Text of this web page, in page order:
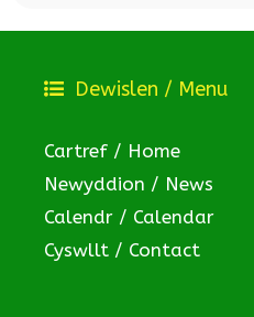
Dewislen / Menu
Cartref / Home
Newyddion / News
Calendr / Calendar
Cyswllt / Contact